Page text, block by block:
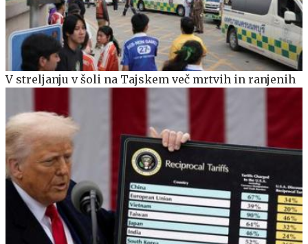
V streljanju v šoli na Tajskem več mrtvih in ranjenih